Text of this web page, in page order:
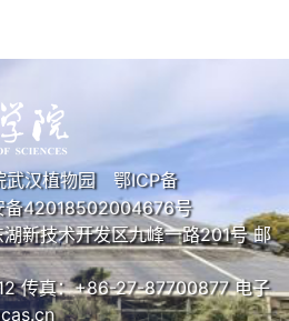
武汉植物园 鄂ICP备
备42018502004676号
新技术开发区九峰一路201号 邮
传真：+86-27-87700877 电子